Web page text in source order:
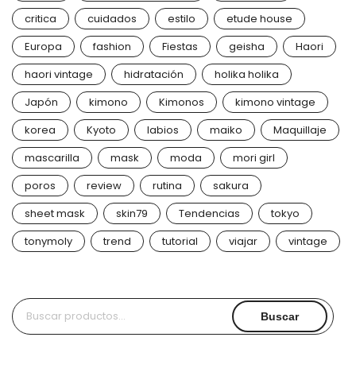
critica
cuidados estilo
etude house
Europa
fashion Fiestas geisha
Haori
haori vintage
hidratación
holika holika
Japón
kimono Kimonos
kimono vintage
korea
Kyoto labios maiko
Maquillaje
mascarilla
mask moda
mori girl
poros
review rutina
sakura
sheet mask
skin79 Tendencias
tokyo
tonymoly
trend tutorial viajar vintage
Buscar
por:
Buscar